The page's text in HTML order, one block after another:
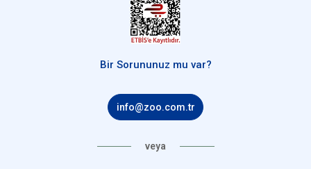
Bir Sorununuz mu var?
info@zoo.com.tr
veya